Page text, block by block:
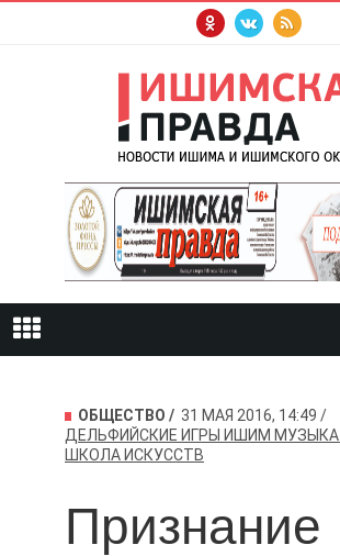
ОБЩЕСТВО
31 МАЯ 2016, 14:49
ДЕЛЬФИЙСКИЕ ИГРЫ ИШИМ МУЗЫКА
ШКОЛА ИСКУССТВ
Признание